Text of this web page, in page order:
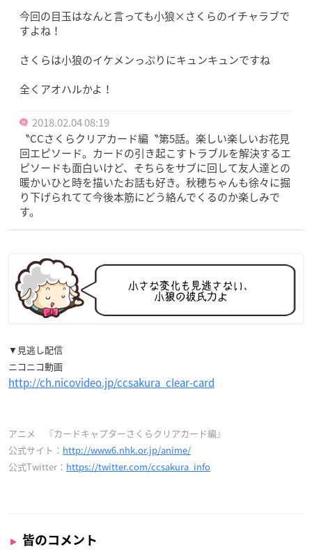
今回の目玉はなんと言っても小狼×さくらのイチャラブで
すよね！
さくらは小狼のイケメンっぷりにキュンキュンですね
全くアオハルかよ！
2018.02.04 08:19
〝CCさくらクリアカード編〝第5話。楽しい楽しいお花見
回エピソード。カードの引き起こすトラブルを解決するエ
ピソードも面白いけど、そちらをサブに回して友人達との
暖かいひと時を描いたお話も好き。秋穂ちゃんも徐々に掘
り下げられてて今後本筋にどう絡んでくるのか楽しみで
す。
▼見逃し配信
ニコニコ動画
http://ch.nicovideo.jp/ccsakura_clear-card
アニメ 『カードキャプターさくらクリアカード編』
公式サイト： http://www6.nhk.or.jp/anime/
公式Twitter： https://twitter.com/ccsakura_info
皆のコメント